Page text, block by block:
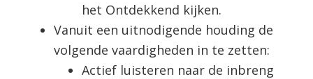
het Ontdekkend kijken.
Vanuit een uitnodigende houding de
volgende vaardigheden in te zetten:
Actief luisteren naar de inbreng